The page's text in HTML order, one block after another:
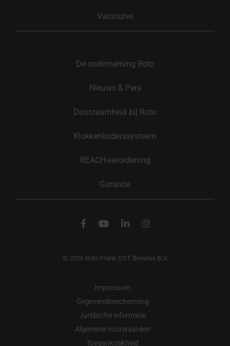
Vacatures
De onderneming Roto
Nieuws & Pers
Duurzaamheid bij Roto
Klokkenluiderssysteem
REACH-verordening
Garantie
© 2026 Roto Frank DST Benelux B.V.
Impressum
Gegevensbescherming
Juridische informatie
Algemene voorwaarden
Toegankelijkheid